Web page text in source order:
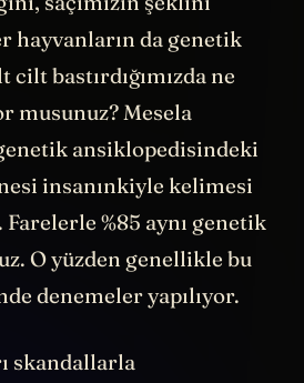
hayvanların da genetik
bastırdığımızda ne
musunuz? Mesela
ansiklopedisindeki
insanınkiyle kelimesi
%85 aynı genetik
O yüzden genellikle bu
denemeler yapılıyor.
skandallarla